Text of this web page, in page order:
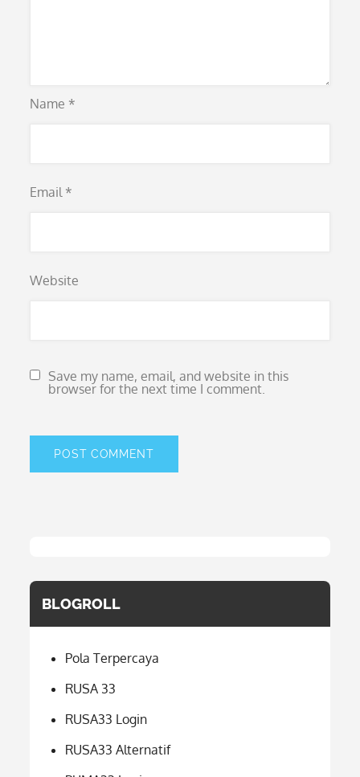
Name *
Email *
Website
Save my name, email, and website in this
browser for the next time I comment.
BLOGROLL
Pola Terpercaya
RUSA 33
RUSA33 Login
RUSA33 Alternatif